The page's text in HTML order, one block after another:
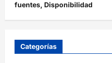
fuentes, Disponibilidad
Categorías